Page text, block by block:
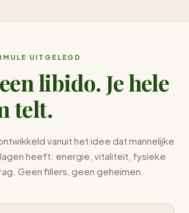
UITGELEGD
libido. Je hele
telt.
vanuit het idee dat mannelijke
heeft: energie, vitaliteit, fysieke
Geen fillers, geen geheimen.